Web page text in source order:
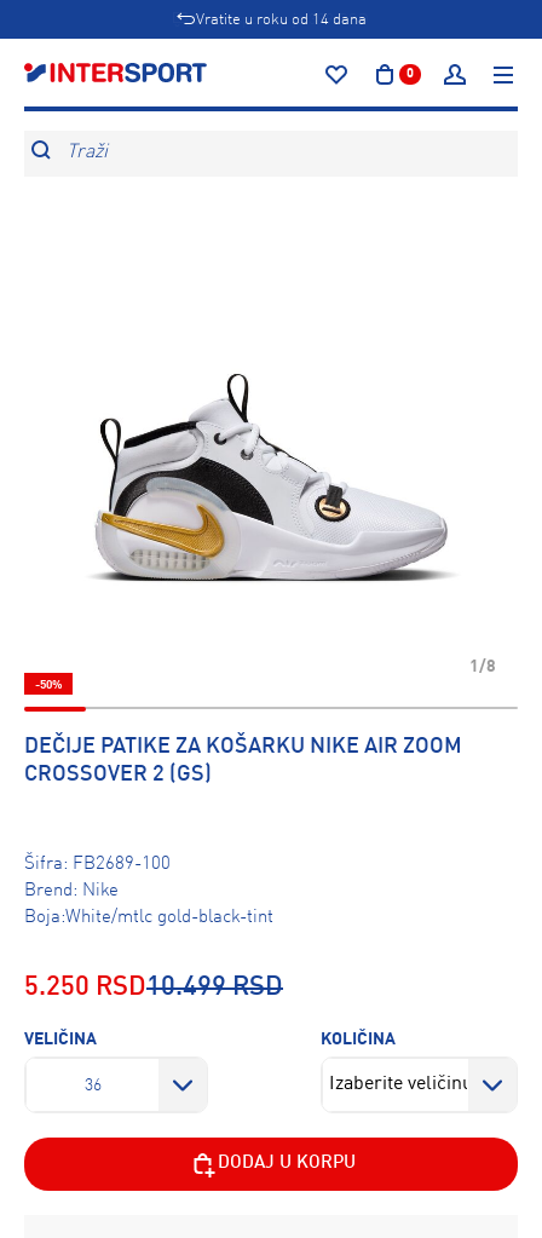
Vratite u roku od 14 dana
0
Traži
1/8
-50%
DEČIJE PATIKE ZA KOŠARKU NIKE AIR ZOOM
CROSSOVER 2 (GS)
Šifra: FB2689-100
Brend: Nike
Boja:White/mtlc gold-black-tint
5.250 RSD10.499 RSD
VELIČINA
36
KOLIČINA
DODAJ U KORPU